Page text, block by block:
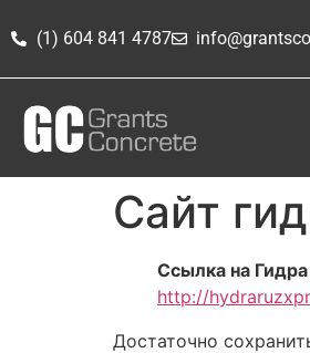
(1) 604 841 4787
Сайт
Ссылка на
http://
Достаточно